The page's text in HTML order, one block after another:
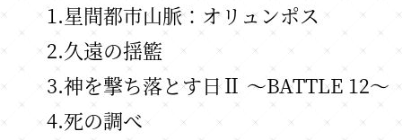
1.星間都市山脈：オリュンポス
2.久遠の揺籃
3.神を撃ち落とす日Ⅱ ～BATTLE 12～
4.死の調べ